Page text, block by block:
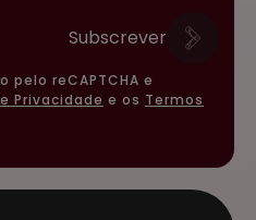
Subscrever
reCAPTCHA e
Privacidade e os Termos